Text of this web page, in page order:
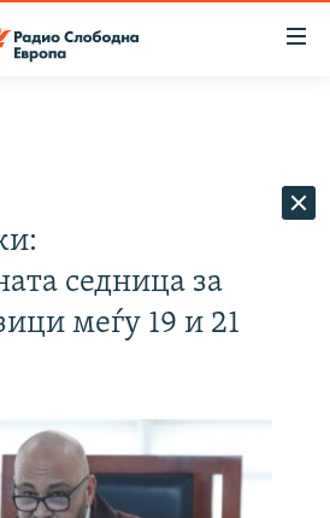
седница за
меѓу 19 и 21